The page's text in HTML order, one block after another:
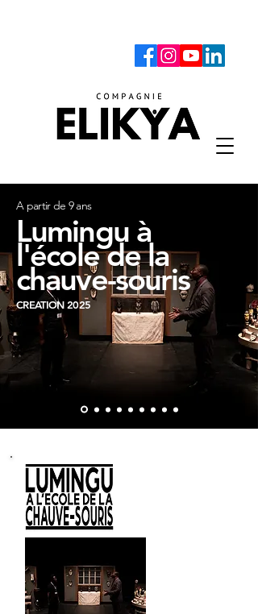
A partir de 9 ans
Lumingu à
l'école de la
chauve-souris
CREATION 2025